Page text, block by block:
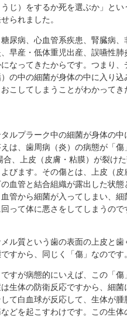
うじ）をするか死を選ぶか」とい
られました。
尿病、心血管系疾患、腎臓病、
早産・低体重児出産、誤嚥性肺
なってきたからです。つまり、
の中の細菌が身体の中に入り込
こしてしまうことがわかってき
ルプラーク中の細菌が身体の中
は、歯周病（炎）の病態が「傷
合、上皮（皮膚・粘膜）が裂け
びます。その傷とは、上皮（皮
血管と結合組織が露出した状態
管から細菌が入ってしまい、細
って体に悪さをしてしまうので
ル質という歯の表面の上皮と歯
すから、同じく「傷」なのです。
すが病態的にいえば、この「傷
生体の防衛反応ですから、細菌
て白血球が反応して、生体が腫
どを起こすわけです。この生体